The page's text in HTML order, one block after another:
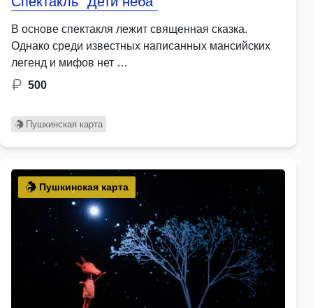
В основе спектакля лежит священная сказка.
Однако среди известных написанных мансийских
легенд и мифов нет …
500
Пушкинская карта
Пушкинская карта